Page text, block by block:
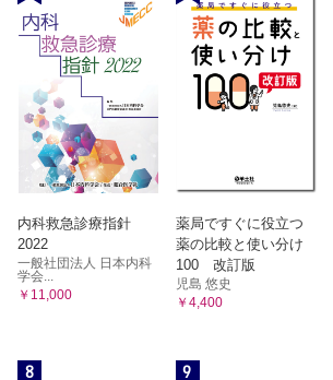
内科救急診療指針
2022
一般社団法人 日本内科
学会...
￥11,000
薬局ですぐに役立つ
薬の比較と使い分け
100 改訂版
児島 悠史
￥4,400
8 9